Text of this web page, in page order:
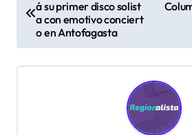
á su primer disco solist
a con emotivo conciert
o en Antofagasta